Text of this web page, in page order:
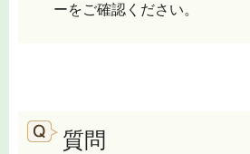
ーをご確認ください。
質問